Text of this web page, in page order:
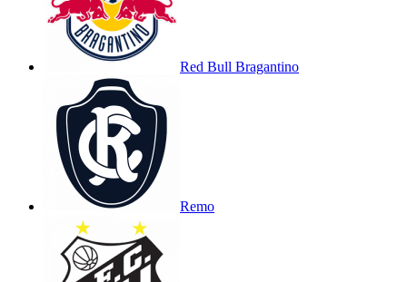
Red Bull Bragantino
Remo